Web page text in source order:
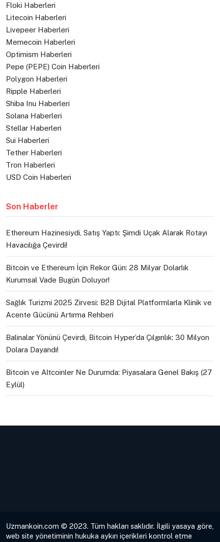
Floki Haberleri
Litecoin Haberleri
Livepeer Haberleri
Memecoin Haberleri
Optimism Haberleri
Pepe (PEPE) Coin Haberleri
Polygon Haberleri
Ripple Haberleri
Shiba Inu Haberleri
Solana Haberleri
Stellar Haberleri
Sui Haberleri
Tether Haberleri
Tron Haberleri
USD Coin Haberleri
Son Haberler
Ethereum Hazinesiydi, Satış Yaptı: Şimdi Uçak Alarak Rotayı
Havacılığa Çevirdi!
Bitcoin ve Ethereum İçin Rekor Gün: 28 Milyar Dolarlık
Kurumsal Vade Bugün Doluyor!
Sağlık Turizmi 2025 Zirvesi: B2B Dijital Platformlarla Klinik ve
Acente Gücünü Artırma Rehberi
Balinalar Yönünü Çevirdi, Bitcoin Hyper’da Çılgınlık: 30 Milyon
Dolara Dayandı!
Bitcoin ve Altcoinler Ne Durumda: Piyasalara Genel Bakış (27
Eylül)
Uzmankoin.com © 2023. Tüm hakları saklıdır. İlgili yasaya göre,
web site yönetiminin hukuka aykırı içerikleri kontrol etme